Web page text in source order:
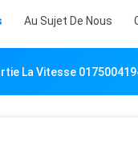
Au Sujet De Nous
La Vitesse